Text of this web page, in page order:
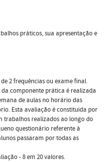
práticos, sua apresentação e
2 frequências ou exame final.
componente prática é realizada
de aulas no horário das
Esta avaliação é constituida por
trabalhos realizados ao longo do
questionário referente à
passaram por todas as
- 8 em 20 valores.